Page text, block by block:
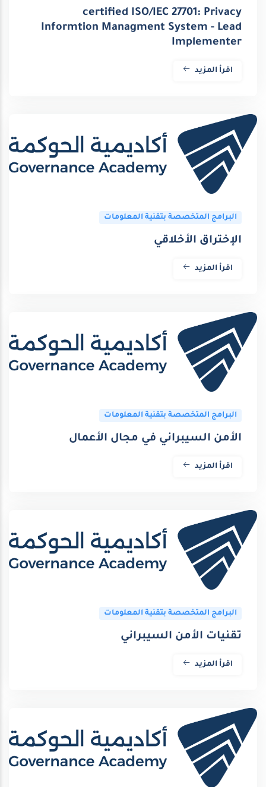
certified ISO/IEC 27701: Privacy
Informtion Managment System - Lead
Implementer
اقرأ المزيد
البرامج المتخصصة بتقنية المعلومات
الإختراق الأخلاقي
اقرأ المزيد
البرامج المتخصصة بتقنية المعلومات
الأمن السيبراني في مجال الأعمال
اقرأ المزيد
البرامج المتخصصة بتقنية المعلومات
تقنيات الأمن السيبراني
اقرأ المزيد